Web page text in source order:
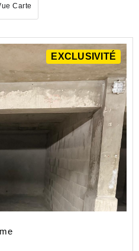
Carte
EXCLUSIVITÉ